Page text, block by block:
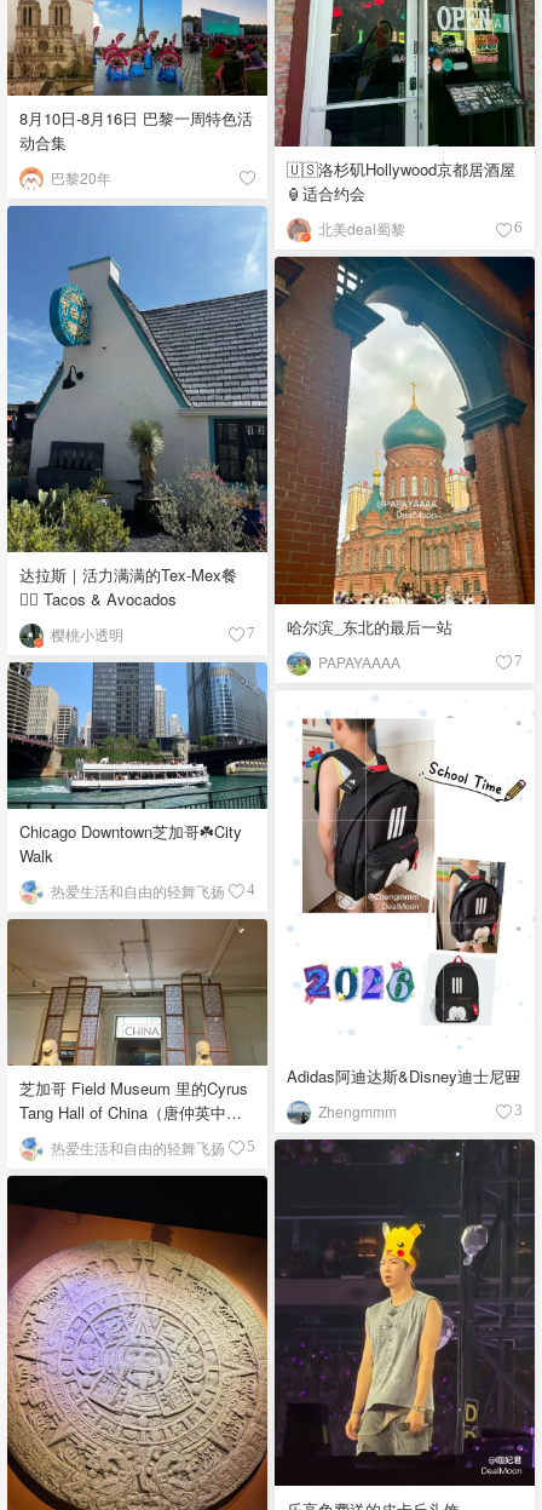
8月10日-8月16日 巴黎一周特色活
动合集
巴黎20年
🇺🇸洛杉矶Hollywood京都居酒屋
🏮适合约会
北美deal蜀黎 6
达拉斯｜活力满满的Tex-Mex餐
👉🏼 Tacos & Avocados
樱桃小透明 7 哈尔滨_东北的最后一站
PAPAYAAAA 7
Chicago Downtown芝加哥☘️City
Walk
热爱生活和自由的轻舞飞扬 4
Adidas阿迪达斯&Disney迪士尼🎒
Zhengmmm 3
芝加哥 Field Museum 里的Cyrus
Tang Hall of China（唐仲英中国
馆） 热爱生活和自由的轻舞飞扬 5